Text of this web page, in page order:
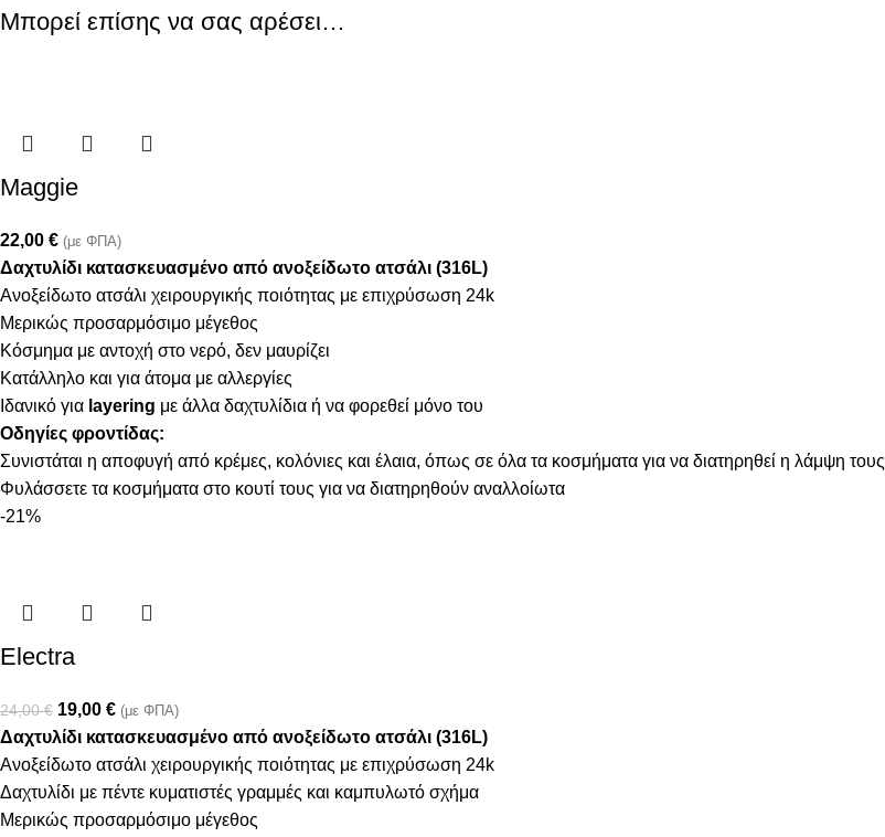
Μπορεί επίσης να σας αρέσει…
Maggie
22,00 € (με ΦΠΑ)
Δαχτυλίδι κατασκευασμένο από ανοξείδωτο ατσάλι (316L)
Ανοξείδωτο ατσάλι χειρουργικής ποιότητας με επιχρύσωση 24k
Μερικώς προσαρμόσιμο μέγεθος
Κόσμημα με αντοχή στο νερό, δεν μαυρίζει
Κατάλληλο και για άτομα με αλλεργίες
Ιδανικό για layering με άλλα δαχτυλίδια ή να φορεθεί μόνο του
Οδηγίες φροντίδας:
Συνιστάται η αποφυγή από κρέμες, κολόνιες και έλαια, όπως σε όλα τα κοσμήματα για να διατηρηθεί η λάμψη τους
Φυλάσσετε τα κοσμήματα στο κουτί τους για να διατηρηθούν αναλλοίωτα
-21%
Electra
24,00€ 19,00 € (με ΦΠΑ)
Δαχτυλίδι κατασκευασμένο από ανοξείδωτο ατσάλι (316L)
Ανοξείδωτο ατσάλι χειρουργικής ποιότητας με επιχρύσωση 24k
Δαχτυλίδι με πέντε κυματιστές γραμμές και καμπυλωτό σχήμα
Μερικώς προσαρμόσιμο μέγεθος